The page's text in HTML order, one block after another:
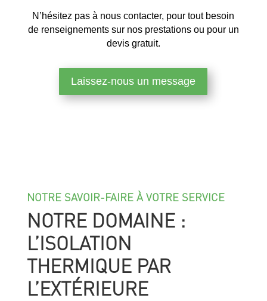
N’hésitez pas à nous contacter, pour tout besoin
de renseignements sur nos prestations ou pour un
devis gratuit.
Laissez-nous un message
NOTRE SAVOIR-FAIRE À VOTRE SERVICE
NOTRE DOMAINE :
L’ISOLATION
THERMIQUE PAR
L’EXTÉRIEURE